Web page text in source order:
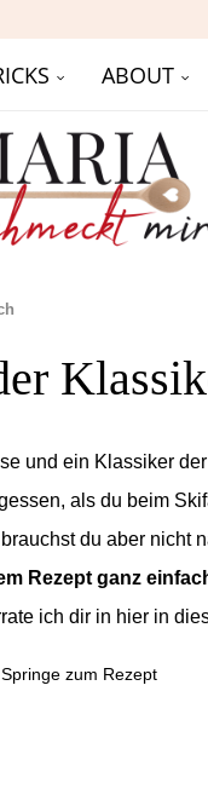
ABOUT
und ein Klassiker
als du beim
du aber nicht
Rezept ganz
ich dir in hier in
Springe zum Rezept